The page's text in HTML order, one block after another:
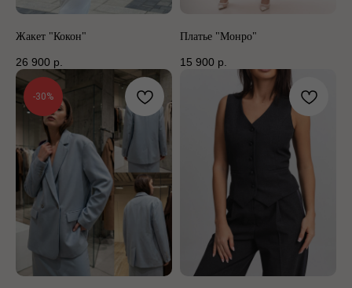
Жакет "Кокон"
26 900 р.
Платье "Монро"
15 900 р.
-30%